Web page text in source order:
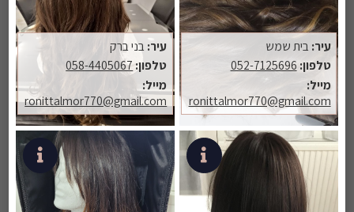
עיר: בית שמש
טלפון: 052-7125696
מייל:
ronittalmor770@gmail.com
עיר:בני ברק
טלפון:058-4405067
מייל:
ronittalmor770@gmail.com